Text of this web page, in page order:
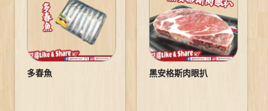
多春魚 黑安格斯肉眼扒